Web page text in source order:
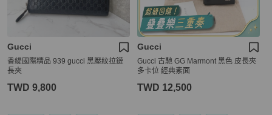
Gucci
香緹國際精品 939 gucci 黑壓紋拉鏈
長夾
TWD 9,800
Gucci
Gucci 古馳 GG Marmont 黑色 皮長夾
多卡位 經典素面
TWD 12,500